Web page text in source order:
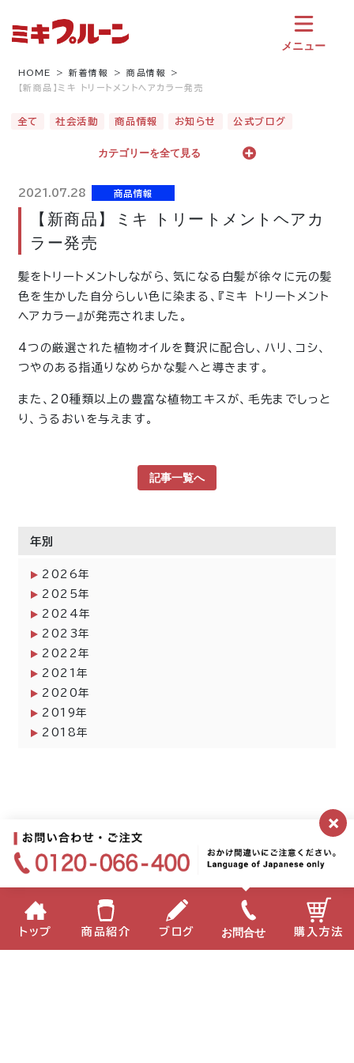
メニュー
HOME 新着情報
商品情報
【新商品】ミキ トリートメントヘアカラー発売
全て 社会活動 商品情報 お知らせ 公式ブログ
カテゴリーを全て見る
2021.07.28 商品情報
【新商品】ミキ トリートメントヘアカ
ラー発売
髪をトリートメントしながら、気になる白髪が徐々に元の髪
色を生かした自分らしい色に染まる、『ミキ トリートメント
ヘアカラー』が発売されました。
4つの厳選された植物オイルを贅沢に配合し、ハリ、コシ、
つやのある指通りなめらかな髪へと導きます。
また、20種類以上の豊富な植物エキスが、毛先までしっと
り、うるおいを与えます。
記事一覧へ
年別
2026年
2025年
2024年
2023年
2022年
2021年
2020年
2019年
2018年
×
トップ 商品紹介 ブログ お問合せ 購入方法